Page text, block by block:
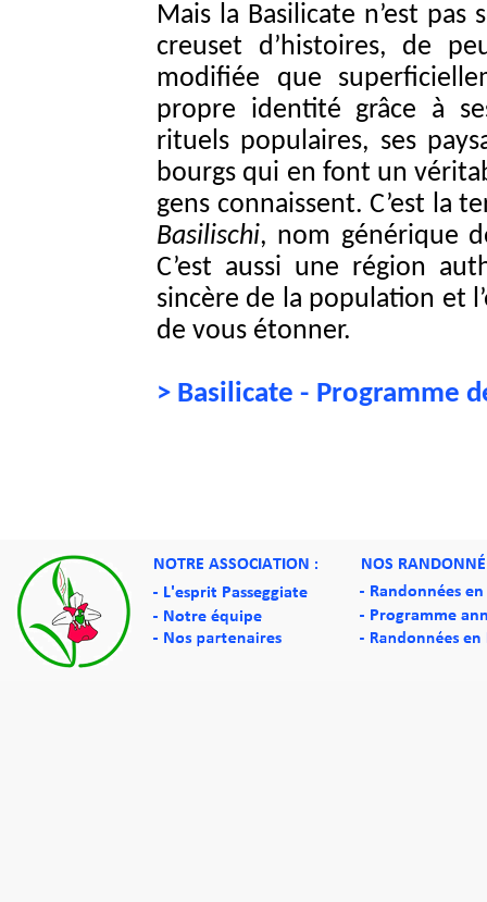
Mais la Basilicate n’est
creuset d’histoires, de
modifiée que
propre identité grâce à
rituels populaires, ses
bourgs qui en font un
gens connaissent. C’est la
Basilischi, nom générique
C’est aussi une région
sincère de la population et
de vous étonner.
> Basilicate - Programme